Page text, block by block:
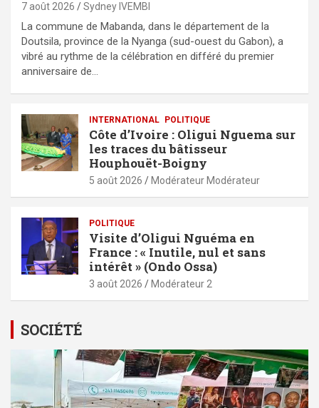
7 août 2026 Sydney IVEMBI
La commune de Mabanda, dans le département de la
Doutsila, province de la Nyanga (sud-ouest du Gabon), a
vibré au rythme de la célébration en différé du premier
anniversaire de…
INTERNATIONAL POLITIQUE
Côte d’Ivoire : Oligui Nguema sur
les traces du bâtisseur
Houphouët-Boigny
5 août 2026 Modérateur Modérateur
POLITIQUE
Visite d’Oligui Nguéma en
France : « Inutile, nul et sans
intérêt » (Ondo Ossa)
3 août 2026 Modérateur 2
SOCIÉTÉ